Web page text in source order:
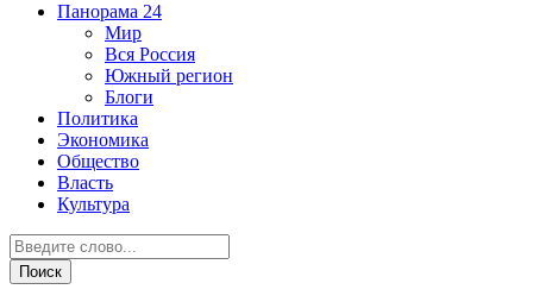
Панорама 24
Мир
Вся Россия
Южный регион
Блоги
Политика
Экономика
Общество
Власть
Культура